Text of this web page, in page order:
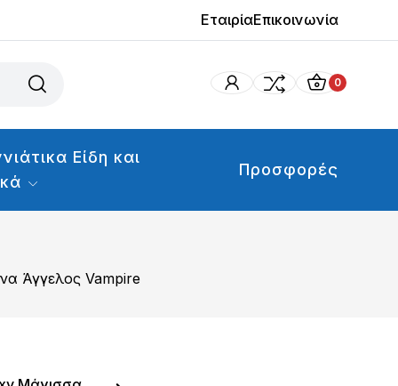
ΕταιρίαΕπικοινωνία
0
Είδη και
Προσφορές
Άγγελος Vampire